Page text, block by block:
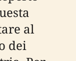
al
dei